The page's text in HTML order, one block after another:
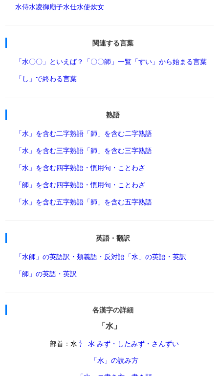
水侍水凌御廟子水仕水使炊女
関連する言葉
「水〇〇」といえば？ 「〇〇師」一覧 「すい」から始まる言葉
「し」で終わる言葉
熟語
「水」を含む二字熟語 「師」を含む二字熟語
「水」を含む三字熟語 「師」を含む三字熟語
「水」を含む四字熟語・慣用句・ことわざ
「師」を含む四字熟語・慣用句・ことわざ
「水」を含む五字熟語 「師」を含む五字熟語
英語・翻訳
「水師」の英語訳・類義語・反対語 「水」の英語・英訳
「師」の英語・英訳
各漢字の詳細
「水」
部首：水 氵 氺 みず・したみず・さんずい
「水」の読み方